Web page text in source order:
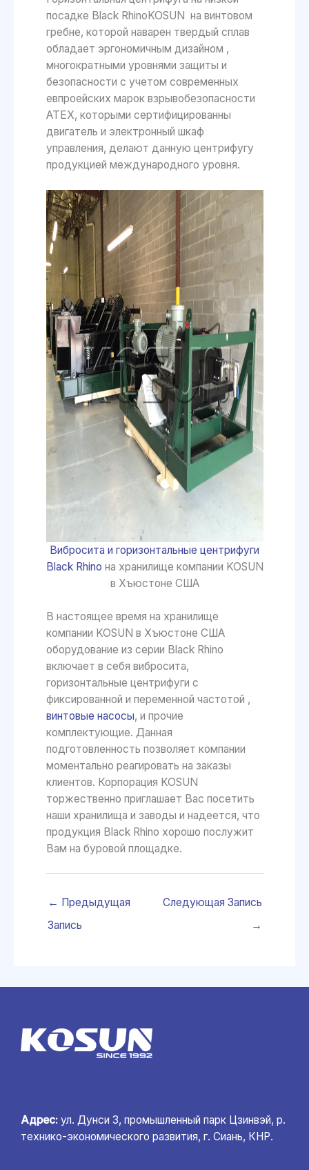
посадке Black RhinoKOSUN на винтовом
гребне, которой наварен твердый сплав
обладает эргономичным дизайном ,
многократными уровнями защиты и
безопасности с учетом современных
евпроейских марок взрывобезопасности
ATEX, которыми сертифицированны
двигатель и электронный шкаф
управления, делают данную центрифугу
продукцией международного уровня.
Вибросита и горизонтальные центрифуги
Black Rhino на хранилище компании KOSUN
в Хъюстоне США
В настоящее время на хранилище
компании KOSUN в Хъюстоне США
оборудование из серии Black Rhino
включает в себя вибросита,
горизонтальные центрифуги с
фиксированной и переменной частотой ,
винтовые насосы, и прочие
комплектующие. Данная
подготовленность позволяет компании
моментально реагировать на заказы
клиентов. Корпорация KOSUN
торжественно приглашает Вас посетить
наши хранилища и заводы и надеется, что
продукция Black Rhino хорошо послужит
Вам на буровой площадке.
← Предыдущая
Запись
Следующая Запись
→
Адрес: ул. Дунси 3, промышленный парк Цзинвэй, р.
технико-экономического развития, г. Сиань, КНР.